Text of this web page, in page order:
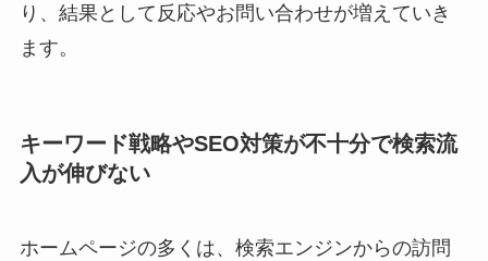
り、結果として反応やお問い合わせが増えていき
ます。
キーワード戦略やSEO対策が不十分で検索流
入が伸びない
ホームページの多くは、検索エンジンからの訪問